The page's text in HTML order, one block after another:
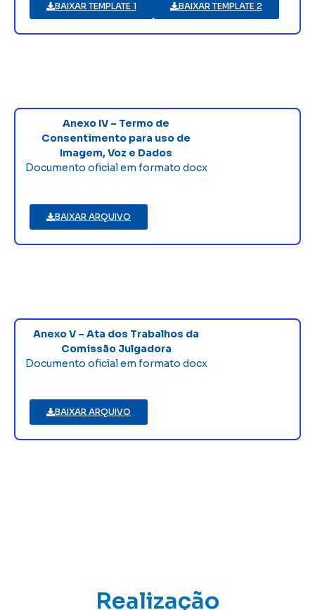
BAIXAR TEMPLATE 1 BAIXAR TEMPLATE 2
Anexo IV – Termo de
Consentimento para uso de
Imagem, Voz e Dados
Documento oficial em formato docx
BAIXAR ARQUIVO
Anexo V – Ata dos Trabalhos da
Comissão Julgadora
Documento oficial em formato docx
BAIXAR ARQUIVO
Realização